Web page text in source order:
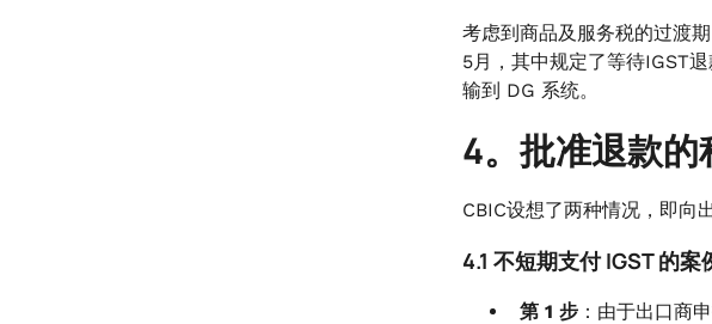
考虑到商品及服务税的过渡
5月，其中规定了等待IGST
输到 DG 系统。
4。批准退款的
CBIC设想了两种情况，即向
4.1 不短期支付 IGST 的案
第 1 步 ：由于出口商